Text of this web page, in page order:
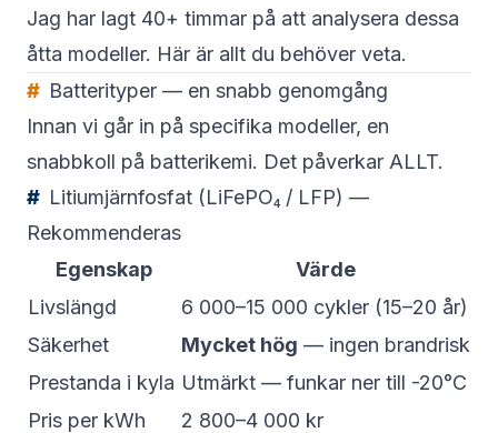
Jag har lagt 40+ timmar på att analysera dessa
åtta modeller. Här är allt du behöver veta.
Batterityper — en snabb genomgång
Innan vi går in på specifika modeller, en
snabbkoll på batterikemi. Det påverkar ALLT.
Litiumjärnfosfat (LiFePO₄ / LFP) —
Rekommenderas
Egenskap
Värde
Livslängd
6 000–15 000 cykler (15–20 år)
Säkerhet
Mycket hög — ingen brandrisk
Prestanda i kyla Utmärkt — funkar ner till -20°C
Pris per kWh
2 800–4 000 kr